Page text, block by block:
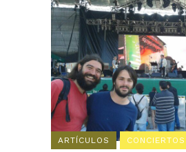
ARTÍCULOS CONCIERTOS